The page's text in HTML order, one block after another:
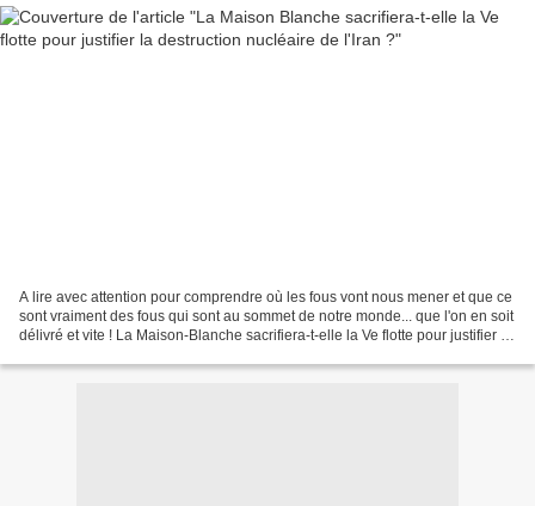
A lire avec attention pour comprendre où les fous vont nous mener et que ce
sont vraiment des fous qui sont au sommet de notre monde... que l'on en soit
délivré et vite ! La Maison-Blanche sacrifiera-t-elle la Ve flotte pour justifier la